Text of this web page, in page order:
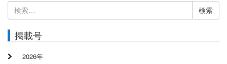
検
索:
掲載号
2026年